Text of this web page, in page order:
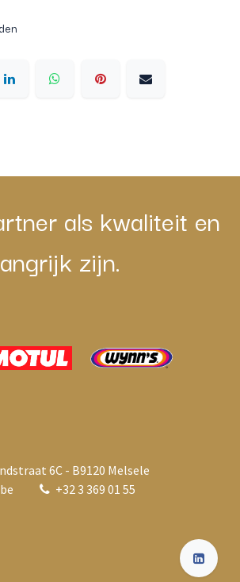
als kwaliteit en
zijn.
6C - B9120 Melsele
+32 3 369 01 55